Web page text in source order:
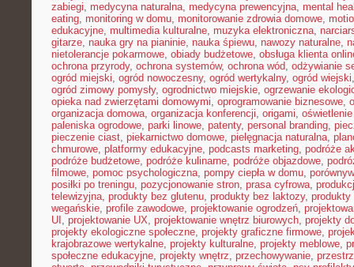
zabiegi, medycyna naturalna, medycyna prewencyjna, mental
eating, monitoring w domu, monitorowanie zdrowia domowe,
edukacyjne, multimedia kulturalne, muzyka elektroniczna,
gitarze, nauka gry na pianinie, nauka śpiewu, nawozy naturalne,
nietolerancje pokarmowe, obiady budżetowe, obsługa klienta
ochrona przyrody, ochrona systemów, ochrona wód, odżywianie
ogród miejski, ogród nowoczesny, ogród wertykalny, ogród wiejski
ogród zimowy pomysły, ogrodnictwo miejskie, ogrzewanie
opieka nad zwierzętami domowymi, oprogramowanie biznesowe,
organizacja domowa, organizacja konferencji, origami,
paleniska ogrodowe, parki linowe, patenty, personal branding,
pieczenie ciast, piekarnictwo domowe, pielęgnacja naturalna,
chmurowe, platformy edukacyjne, podcasts marketing, podróże
podróże budżetowe, podróże kulinarne, podróże objazdowe,
filmowe, pomoc psychologiczna, pompy ciepła w domu,
posiłki po treningu, pozycjonowanie stron, prasa cyfrowa,
telewizyjna, produkty bez glutenu, produkty bez laktozy, produkty
wegańskie, profile zawodowe, projektowanie ogrodzeń,
UI , projektowanie UX, projektowanie wnętrz biurowych, projekty
projekty ekologiczne społeczne, projekty graficzne firmowe,
krajobrazowe wertykalne, projekty kulturalne, projekty meblowe,
społeczne edukacyjne, projekty wnętrz, przechowywanie,